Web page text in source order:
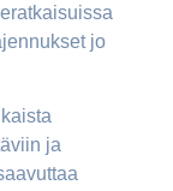
jo
ja